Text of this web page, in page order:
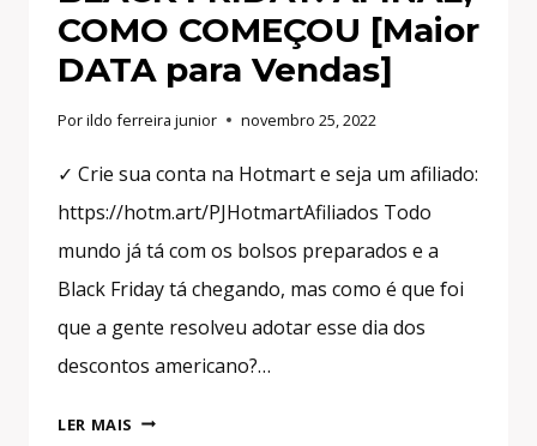
COMO COMEÇOU [Maior
DATA para Vendas]
Porildo ferreira junior novembro 25, 2022
✓ Crie sua conta na Hotmart e seja um afiliado:
https://hotm.art/PJHotmartAfiliados Todo
mundo já tá com os bolsos preparados e a
Black Friday tá chegando, mas como é que foi
que a gente resolveu adotar esse dia dos
descontos americano?…
LER MAIS BLACK